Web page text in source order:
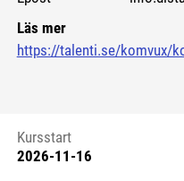
Läs mer
https://talenti.se/komvux/
Kursstart 6210992
Kursstart
2026-11-16